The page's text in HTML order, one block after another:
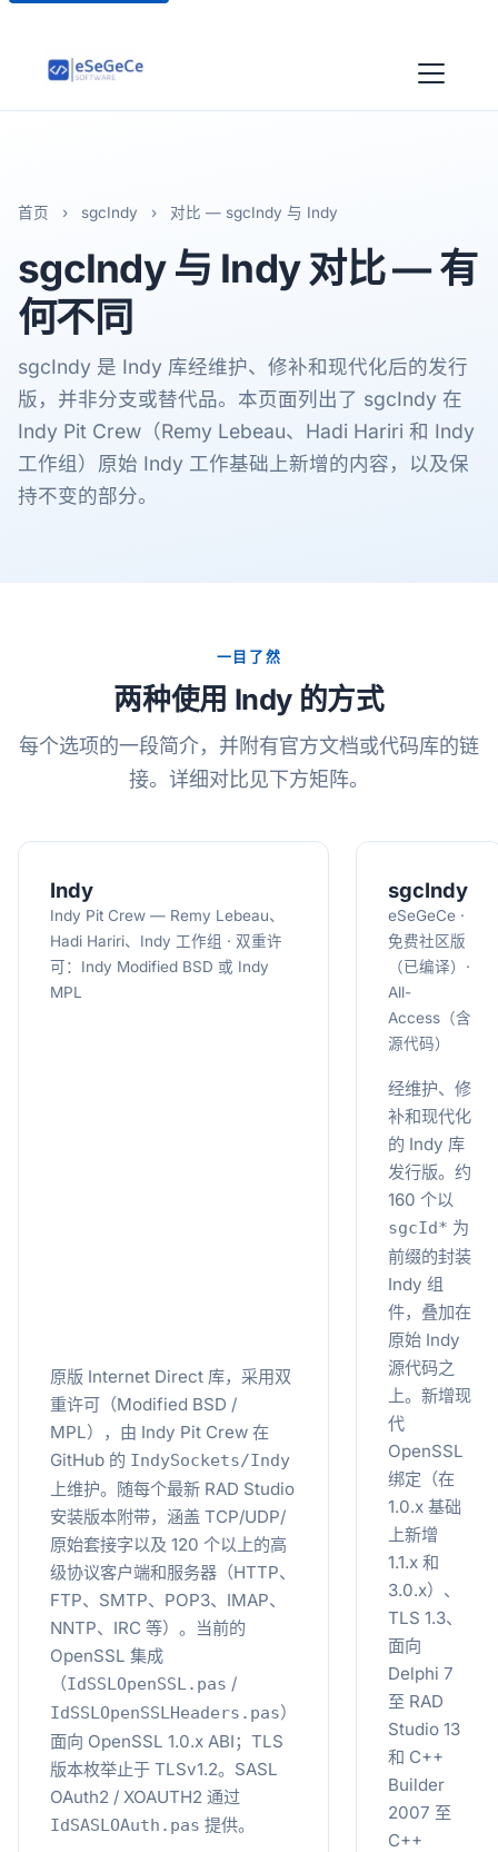
首页 › sgcIndy › 对比 — sgcIndy 与 Indy
sgcIndy与 Indy 对比 — 有
何不同
sgcIndy 是 Indy 库经维护、修补和现代化后的发行
版，并非分支或替代品。本页面列出了 sgcIndy 在
Indy Pit Crew（Remy Lebeau、Hadi Hariri 和 Indy
工作组）原始 Indy 工作基础上新增的内容，以及保
持不变的部分。
一目了然
两种使用 Indy 的方式
每个选项的一段简介，并附有官方文档或代码库的链
接。详细对比见下方矩阵。
Indy
Indy Pit Crew — Remy Lebeau、
Hadi Hariri、Indy 工作组 · 双重许
可：Indy Modified BSD 或 Indy
MPL
原版 Internet Direct 库，采用双
重许可（Modified BSD /
MPL），由 Indy Pit Crew 在
GitHub 的 IndySockets/Indy
上维护。随每个最新 RAD Studio
安装版本附带，涵盖 TCP/UDP/
原始套接字以及 120 个以上的高
级协议客户端和服务器（HTTP、
FTP、SMTP、POP3、IMAP、
NNTP、IRC 等）。当前的
OpenSSL 集成
（IdSSLOpenSSL.pas /
IdSSLOpenSSLHeaders.pas）
面向 OpenSSL 1.0.x ABI；TLS
版本枚举止于 TLSv1.2。SASL
OAuth2 / XOAUTH2 通过
IdSASLOAuth.pas 提供。
sgcIndy
eSeGeCe ·
免费社区版
（已编译）·
All-
Access（含
源代码）
经维护、修
补和现代化
的 Indy 库
发行版。约
160 个以
sgcId* 为
前缀的封装
Indy 组
件，叠加在
原始 Indy
源代码之
上。新增现
代
OpenSSL
绑定（在
1.0.x 基础
上新增
1.1.x 和
3.0.x）、
TLS 1.3、
面向
Delphi 7
至 RAD
Studio 13
和 C++
Builder
2007 至
C++